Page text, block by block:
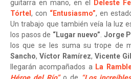
guitarra en mano, en el
Deleste
Tórtel , con “Entusiasmo”, en
Un trabajo que también veía la luz
los pasos de “Lugar nuevo”. Jorge
los que se les suma su trope de
Sancho, Víctor Ramírez, Vicente Gil
llegarán acompañados a La